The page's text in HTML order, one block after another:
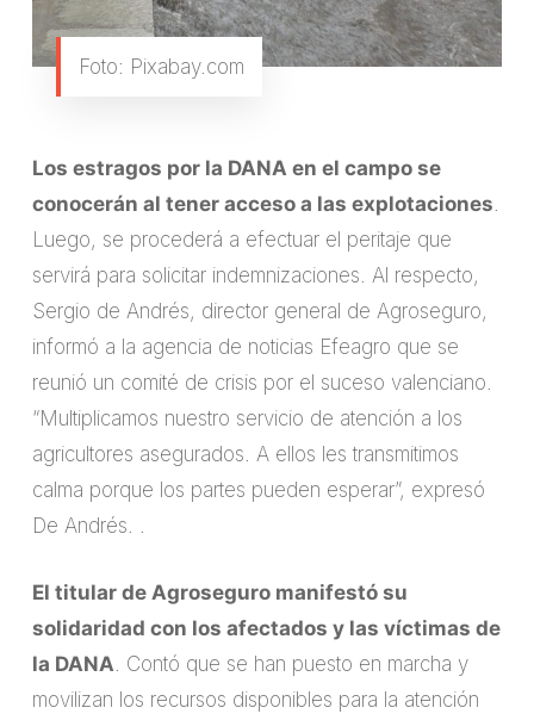
Foto: Pixabay.com
Los estragos por la DANA en el campo se
conocerán al tener acceso a las explotaciones.
Luego, se procederá a efectuar el peritaje que
servirá para solicitar indemnizaciones. Al respecto,
Sergio de Andrés, director general de Agroseguro,
informó a la agencia de noticias Efeagro que se
reunió un comité de crisis por el suceso valenciano.
“Multiplicamos nuestro servicio de atención a los
agricultores asegurados. A ellos les transmitimos
calma porque los partes pueden esperar”, expresó
De Andrés. .
El titular de Agroseguro manifestó su
solidaridad con los afectados y las víctimas de
la DANA . Contó que se han puesto en marcha y
movilizan los recursos disponibles para la atención